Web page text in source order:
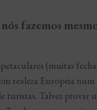
fazemos
(muitas
realeza Europeia
turistas. Talvez provar